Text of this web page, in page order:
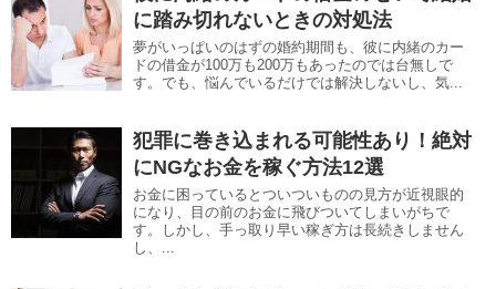
に踏み切れないときの対処法
夢がいっぱいのはずの婚約期間も、彼に内緒のカー
ドの借金が100万も200万もあったのでは台無しで
す。でも、悩んでいるだけでは解決しないし、気...
犯罪に巻き込まれる可能性あり！絶対
にNGなお金を稼ぐ方法12選
お金に困っているとついついものの見方が近視眼的
になり、目の前のお金に飛びついてしまいがちで
す。しかし、手っ取り早い稼ぎ方は長続きしません
し、...